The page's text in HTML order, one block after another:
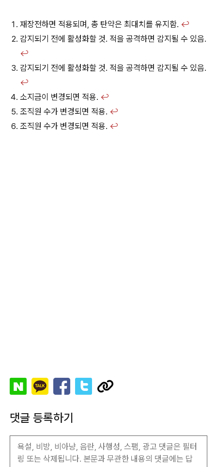
재장전하면 적용되며, 총 탄약은 최대치를 유지함. ↩︎
감지되기 전에 활성화할 것. 적을 공격하면 감지될 수 있음.
↩︎
감지되기 전에 활성화할 것. 적을 공격하면 감지될 수 있음.
↩︎
소지금이 변경되면 적용. ↩︎
조직원 수가 변경되면 적용. ↩︎
조직원 수가 변경되면 적용. ↩︎
댓글 등록하기